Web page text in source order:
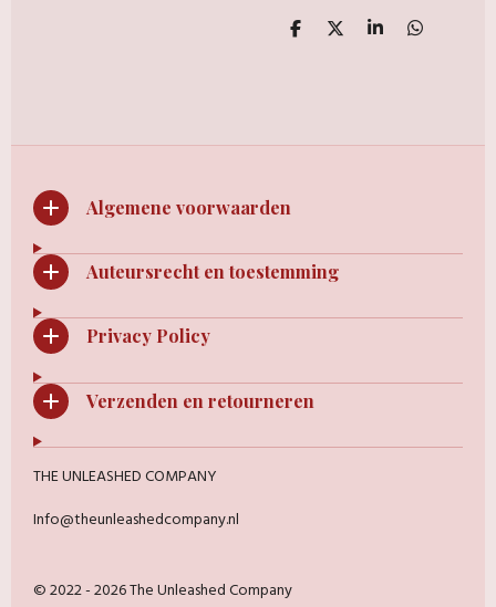
D D S D
Algemene voorwaarden
Auteursrecht en toestemming
Privacy Policy
Verzenden en retourneren
THE UNLEASHED COMPANY
Info@theunleashedcompany.nl
© 2022 - 2026 The Unleashed Company